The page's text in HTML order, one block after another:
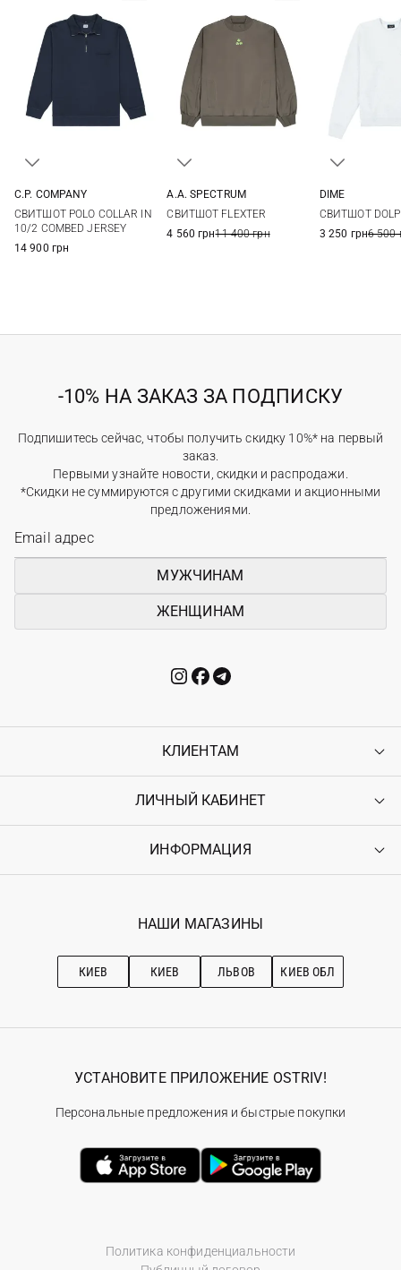
C.P. COMPANY
СВИТШОТ POLO COLLAR IN
10/2 COMBED JERSEY
14 900 грн
A.A. SPECTRUM
СВИТШОТ FLEXTER
4 560 грн11 400 грн
DIME
СВИТШОТ
3 250 грн6 500
-10% НА ЗАКАЗ ЗА ПОДПИСКУ
Подпишитесь сейчас, чтобы получить скидку 10%* на первый
заказ.
Первыми узнайте новости, скидки и распродажи.
*Скидки не суммируются с другими скидками и акционными
предложениями.
МУЖЧИНАМ
ЖЕНЩИНАМ
КЛИЕНТАМ
Контакты
Возврат
Гарантия
ЛИЧНЫЙ КАБИНЕТ
Войти
Ostriv Club+
ИНФОРМАЦИЯ
Наши магазини
Рекомендации по уходу
НАШИ МАГАЗИНЫ
КИЕВ КИЕВ ЛЬВОВ КИЕВ ОБЛ
Политика конфиденциальности
УСТАНОВИТЕ ПРИЛОЖЕНИЕ OSTRIV!
Персональные предложения и быстрые покупки